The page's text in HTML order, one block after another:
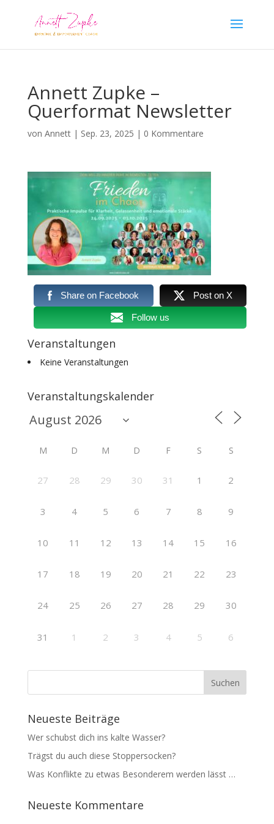
Annett Zupke –
Querformat Newsletter
von Annett| Sep. 23, 2025 | 0 Kommentare
Share on Facebook Post on X
Follow us
Veranstaltungen
Keine Veranstaltungen
Veranstaltungskalender
M D M D F S S
27 28 29 30 31 1 2
3 4 5 6 7 8 9
10 11 12 13 14 15 16
17 18 19 20 21 22 23
24 25 26 27 28 29 30
31 1 2 3 4 5 6
Neueste Beiträge
Wer schubst dich ins kalte Wasser?
Trägst du auch diese Stoppersocken?
Was Konflikte zu etwas Besonderem werden lässt …
Neueste Kommentare